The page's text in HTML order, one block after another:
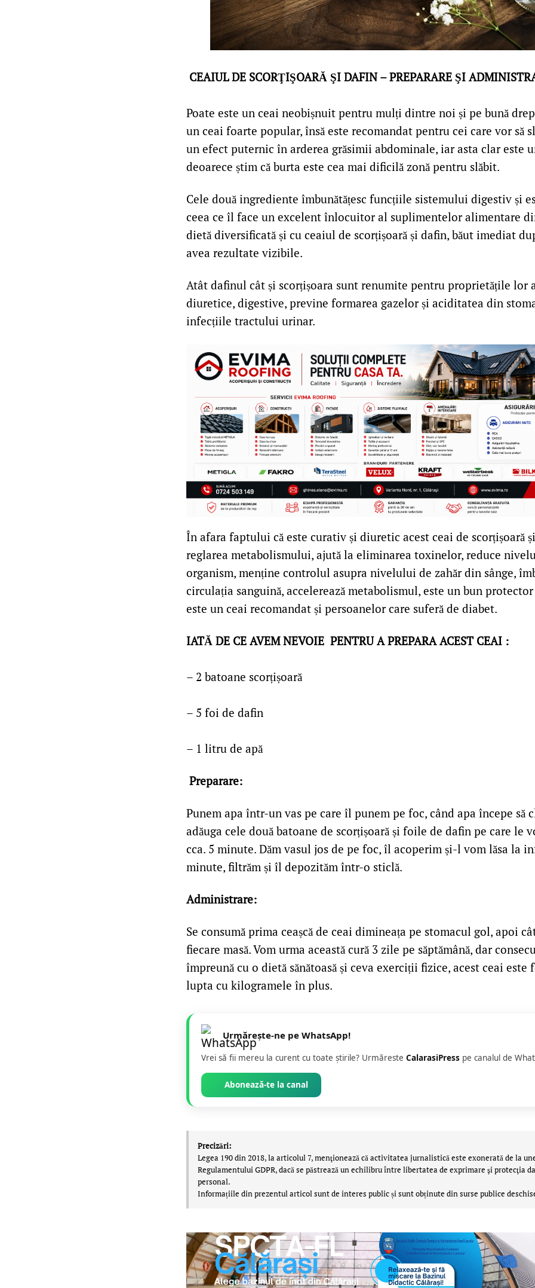
CEAIUL DE SCORŢIŞOARĂ ŞI DAFIN – PREPARARE ŞI
Poate este un ceai neobișnuit pentru mulți dintre noi și pe bună
un ceai foarte popular, însă este recomandat pentru cei care vor să
un efect puternic în arderea grăsimii abdominale, iar asta clar este
deoarece știm că burta este cea mai dificilă zonă pentru slăbit.
Cele două ingrediente îmbunătățesc funcțiile sistemului digestiv și
ceea ce îl face un excelent înlocuitor al suplimentelor alimentare
dietă diversificată și cu ceaiul de scorțișoară și dafin, băut imediat
avea rezultate vizibile.
Atât dafinul cât și scorțișoara sunt renumite pentru proprietățile lor
diuretice, digestive, previne formarea gazelor și aciditatea din
infecțiile tractului urinar.
În afara faptului că este curativ și diuretic acest ceai de scorțișoară
reglarea metabolismului, ajută la eliminarea toxinelor, reduce
organism, menține controlul asupra nivelului de zahăr din sânge,
circulația sanguină, accelerează metabolismul, este un bun
este un ceai recomandat și persoanelor care suferă de diabet.
IATĂ DE CE AVEM NEVOIE PENTRU A PREPARA ACEST CEAI :
– 2 batoane scorțișoară
– 5 foi de dafin
– 1 litru de apă
Preparare:
Punem apa într-un vas pe care îl punem pe foc, când apa începe să
adăuga cele două batoane de scorțișoară și foile de dafin pe care le
cca. 5 minute. Dăm vasul jos de pe foc, îl acoperim și-l vom lăsa la
minute, filtrăm și îl depozităm într-o sticlă.
Administrare:
Se consumă prima ceașcă de ceai dimineața pe stomacul gol, apoi
fiecare masă. Vom urma această cură 3 zile pe săptămână, dar
împreună cu o dietă sănătoasă și ceva exerciții fizice, acest ceai este
lupta cu kilogramele în plus.
Urmărește-ne pe WhatsApp!
Vrei să fii mereu la curent cu toate știrile? Urmăreste CalarasiPress pe canalul de
Abonează-te la canal
Precizări:
Legea 190 din 2018, la articolul 7, menţionează că activitatea jurnalistică este exonerată de la
Regulamentului GDPR, dacă se păstrează un echilibru între libertatea de exprimare şi protecţia
personal.
Informațiile din prezentul articol sunt de interes public și sunt obținute din surse publice